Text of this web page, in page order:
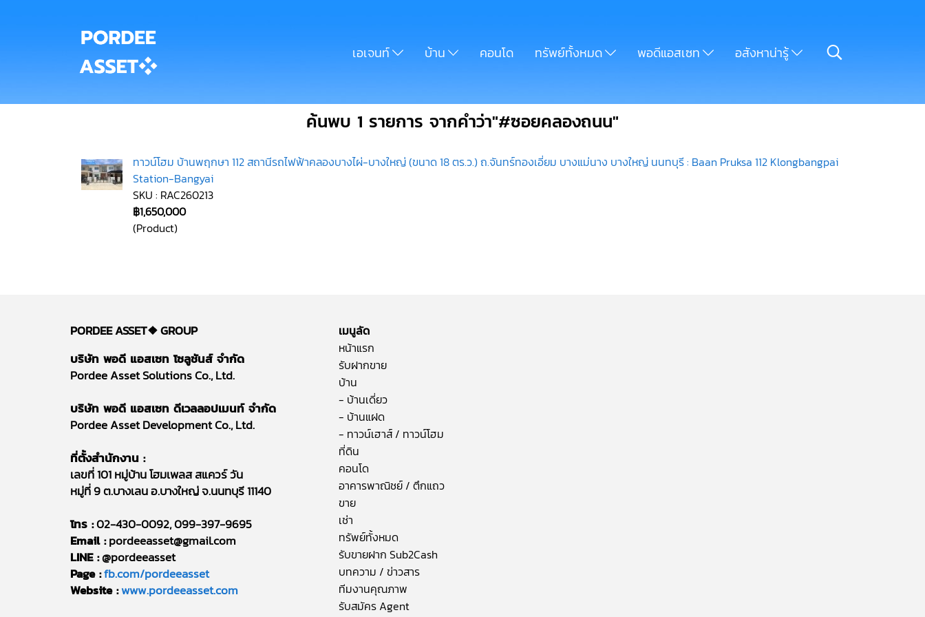
เอเจนท์ บ้าน คอนโด ทรัพย์ทั้งหมด พอดีแอสเซท อสังหาน่ารู้
ค้นพบ 1 รายการ จากคำว่า"#ซอยคลองถนน"
ทาวน์โฮม บ้านพฤกษา 112 สถานีรถไฟฟ้าคลองบางไผ่-บางใหญ่ (ขนาด 18 ตร.ว.) ถ.จันทร์ทองเอี่ยม บางแม่นาง บางใหญ่ นนทบุรี : Baan Pruksa 112 Klongbangpai
Station-Bangyai
SKU : RAC260213
฿1,650,000
(Product)
PORDEE ASSET❖GROUP
บริษัท พอดี แอสเซท โซลูชันส์ จำกัด
Pordee Asset Solutions Co., Ltd.
บริษัท พอดี แอสเซท ดีเวลลอปเมนท์ จำกัด
Pordee Asset Development Co., Ltd.
ที่ตั้งสำนักงาน :
เลขที่ 101 หมู่บ้าน โฮมเพลส สแควร์ วัน
หมู่ที่ 9 ต.บางเลน อ.บางใหญ่ จ.นนทบุรี 11140
โทร :02-430-0092, 099-397-9695
Email :pordeeasset@gmail.com
LINE :@pordeeasset
Page :fb.com/pordeeasset
Website :www.pordeeasset.com
เมนูลัด
หน้าแรก
รับฝากขาย
บ้าน
- บ้านเดี่ยว
- บ้านแฝด
- ทาวน์เฮาส์ / ทาวน์โฮม
ที่ดิน
คอนโด
อาคารพาณิชย์ / ตึกแถว
ขาย
เช่า
ทรัพย์ทั้งหมด
รับขายฝาก Sub2Cash
บทความ / ข่าวสาร
ทีมงานคุณภาพ
รับสมัคร Agent